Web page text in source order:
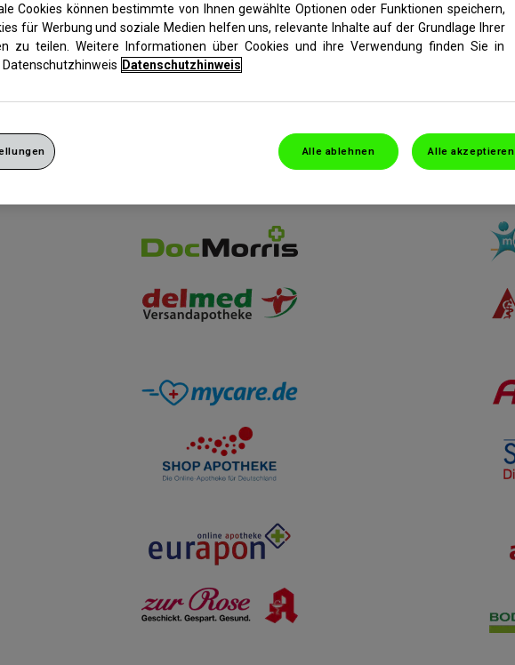
30 Lutschtabletten
Cookies können bestimmte von Ihnen gewählte Optionen oder Funktionen speichern,
für Werbung und soziale Medien helfen uns, relevante Inhalte auf der Grundlage Ihrer
zu teilen. Weitere Informationen über Cookies und ihre Verwendung finden Sie in
Datenschutzhinweis
Alle ablehnen Alle akzeptieren